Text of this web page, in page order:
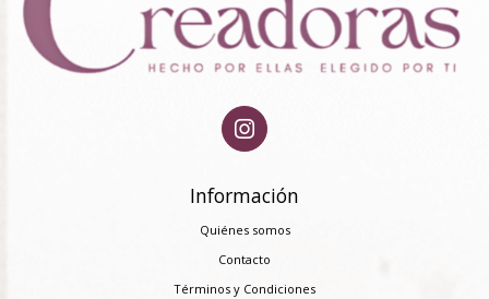
Información
Quiénes somos
Contacto
Términos y Condiciones